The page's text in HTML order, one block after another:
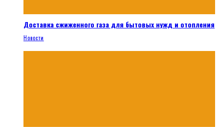
Доставка сжиженного газа для бытовых нужд и отопления
Новости